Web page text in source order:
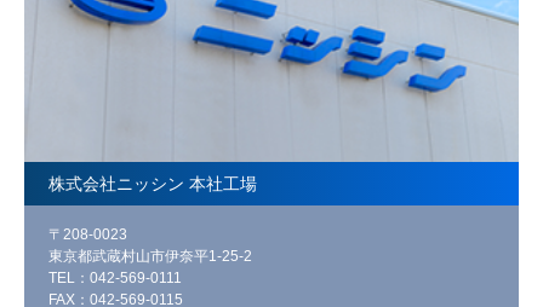
株式会社ニッシン 本社工場
〒208-0023
東京都武蔵村山市伊奈平1-25-2
TEL：042-569-0111
FAX：042-569-0115